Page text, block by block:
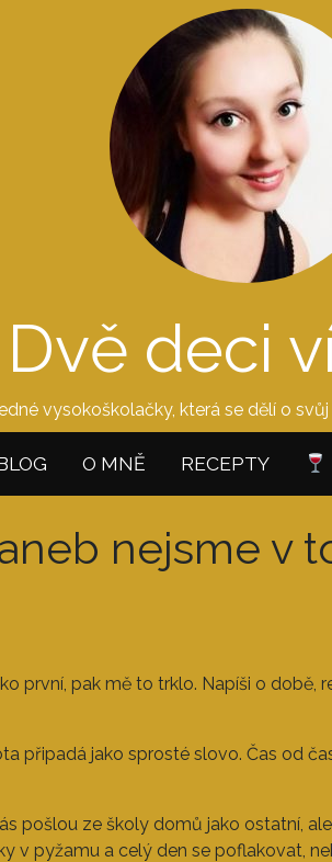
Dvě deci
vysokoškolačky, která se dělí o
O MNĚ RECEPTY
nejsme v
první, pak mě to trklo. Napíši o
připadá jako sprosté slovo. Čas od
pošlou ze školy domů jako ostatní,
v pyžamu a celý den se poflakovat,